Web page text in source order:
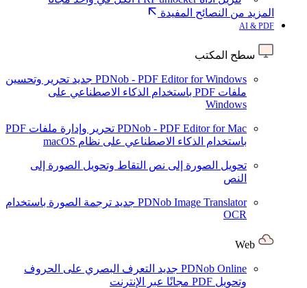
المزيد من النصائح المفيدة
AI & PDF
سطح المكتب
PDNob - PDF Editor for Windows جديد تحرير وتحسين
ملفات PDF باستخدام الذكاء الاصطناعي على
Windows
PDNob - PDF Editor for Mac
تحرير وإدارة ملفات PDF
باستخدام الذكاء الاصطناعي على نظام macOS
تحويل الصورة إلى نص التقاط وتحويل الصورة إلى
النص
PDNob Image Translator جديد ترجمة الصورة باستخدام
OCR
PDNob Online جديد التعرف البصري على الحروف
وتحويل PDF مجانًا عبر الإنترنت